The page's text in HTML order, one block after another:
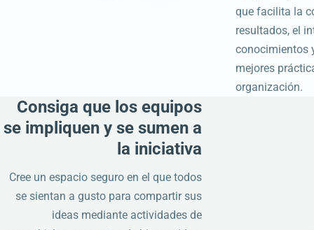
que facilita la
resultados, el
conocimientos
mejores
organización.
Consiga que los equipos
se impliquen y se sumen a
la iniciativa
Cree un espacio seguro en el que todos
se sientan a gusto para compartir sus
ideas mediante actividades de